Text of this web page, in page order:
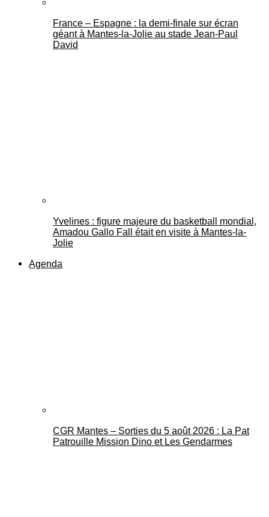
France – Espagne : la demi-finale sur écran
géant à Mantes-la-Jolie au stade Jean-Paul
David
Yvelines : figure majeure du basketball mondial,
Amadou Gallo Fall était en visite à Mantes-la-
Jolie
Agenda
CGR Mantes – Sorties du 5 août 2026 : La Pat
Patrouille Mission Dino et Les Gendarmes